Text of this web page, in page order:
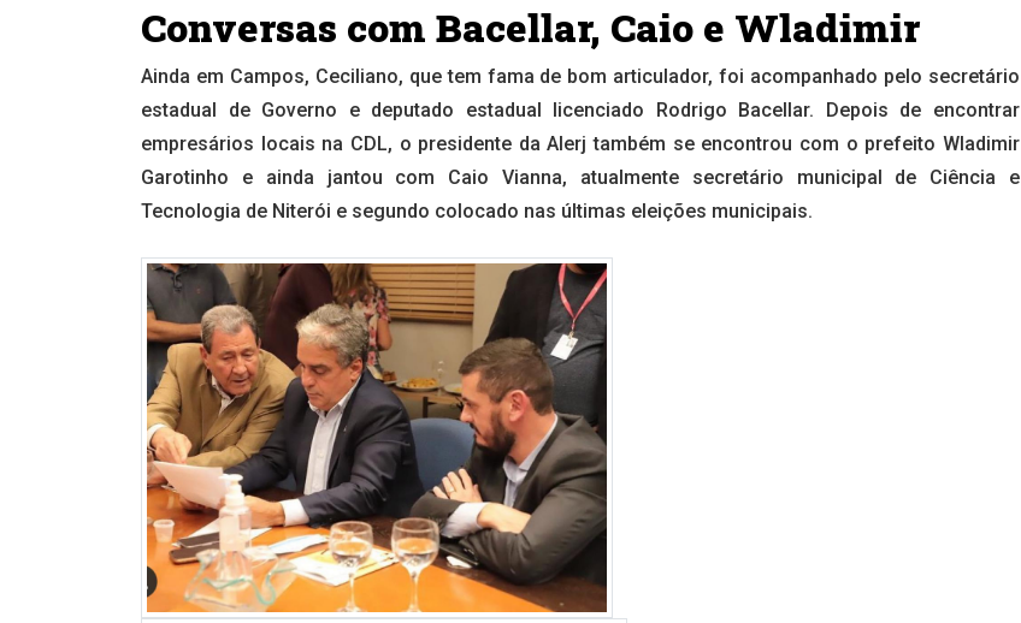
Conversas com Bacellar, Caio e Wladimir
Ainda em Campos, Ceciliano, que tem fama de bom articulador, foi acompanhado pelo secretário
estadual de Governo e deputado estadual licenciado Rodrigo Bacellar. Depois de encontrar
empresários locais na CDL, o presidente da Alerj também se encontrou com o prefeito Wladimir
Garotinho e ainda jantou com Caio Vianna, atualmente secretário municipal de Ciência e
Tecnologia de Niterói e segundo colocado nas últimas eleições municipais.